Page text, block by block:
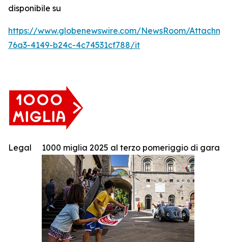
disponibile su
https://www.globenewswire.com/NewsRoom/
76a3-4149-b24c-4c74531cf788/it
1000 miglia 2025 al terzo pomeriggio di gara
Legal